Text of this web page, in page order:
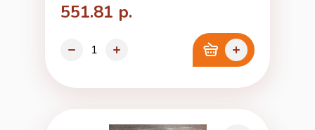
551.81 р.